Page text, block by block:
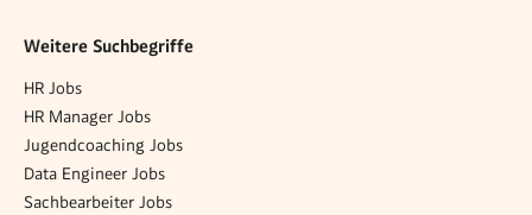
Weitere Suchbegriffe
HR Jobs
HR Manager Jobs
Jugendcoaching Jobs
Data Engineer Jobs
Sachbearbeiter Jobs